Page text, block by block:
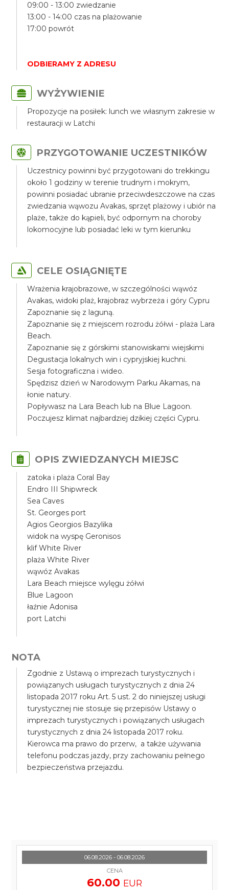
09:00 - 13:00 zwiedzanie
13:00 - 14:00 czas na plażowanie
17:00 powrót
ODBIERAMY Z ADRESU
WYŻYWIENIE
Propozycje na posiłek: lunch we własnym zakresie w
restauracji w Latchi
PRZYGOTOWANIE UCZESTNIKÓW
Uczestnicy powinni być przygotowani do trekkingu
około 1 godziny w terenie trudnym i mokrym,
powinni posiadać ubranie przeciwdeszczowe na czas
zwiedzania wąwozu Avakas, sprzęt plażowy i ubiór na
plaże, także do kąpieli, być odpornym na choroby
lokomocyjne lub posiadać leki w tym kierunku
CELE OSIĄGNIĘTE
Wrażenia krajobrazowe, w szczególności wąwóz
Avakas, widoki plaż, krajobraz wybrzeża i góry Cypru
Zapoznanie się z laguną.
Zapoznanie się z miejscem rozrodu żółwi - plaża Lara
Beach.
Zapoznanie się z górskimi stanowiskami wiejskimi
Degustacja lokalnych win i cypryjskiej kuchni.
Sesja fotograficzna i wideo.
Spędzisz dzień w Narodowym Parku Akamas, na
łonie natury.
Popływasz na Lara Beach lub na Blue Lagoon.
Poczujesz klimat najbardziej dzikiej części Cypru.
OPIS ZWIEDZANYCH MIEJSC
zatoka i plaża Coral Bay
Endro III Shipwreck
Sea Caves
St. Georges port
Agios Georgios Bazylika
widok na wyspę Geronisos
klif White River
plaża White River
wąwóz Avakas
Lara Beach miejsce wylęgu żółwi
Blue Lagoon
łaźnie Adonisa
port Latchi
NOTA
Zgodnie z Ustawą o imprezach turystycznych i
powiązanych usługach turystycznych z dnia 24
listopada 2017 roku Art. 5 ust. 2 do niniejszej usługi
turystycznej nie stosuje się przepisów Ustawy o
imprezach turystycznych i powiązanych usługach
turystycznych z dnia 24 listopada 2017 roku.
Kierowca ma prawo do przerw, a także używania
telefonu podczas jazdy, przy zachowaniu pełnego
bezpieczeństwa przejazdu.
06.08.2026 - 06.08.2026
CENA
60.00 EUR